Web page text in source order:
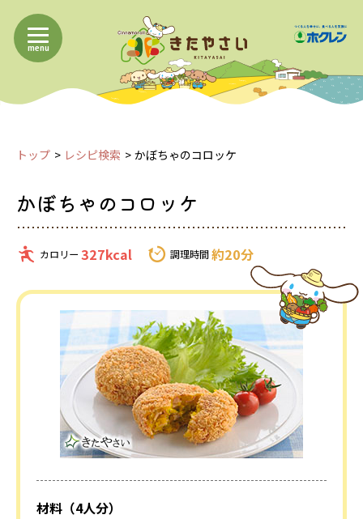
menu
トップ レシピ検索 かぼちゃのコロッケ
かぼちゃのコロッケ
カロリー 327kcal 調理時間 約20分
材料（4人分）